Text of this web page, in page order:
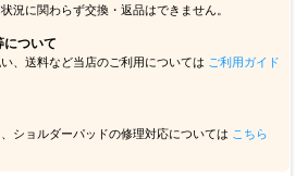
況に関わらず交換・返品はできません。
について
、送料など当店のご利用については ご利用ガイド
ショルダーパッドの修理対応については こちら